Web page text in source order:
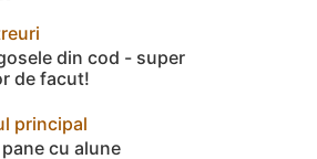
din cod - super
de facut!
principal
pane cu alune